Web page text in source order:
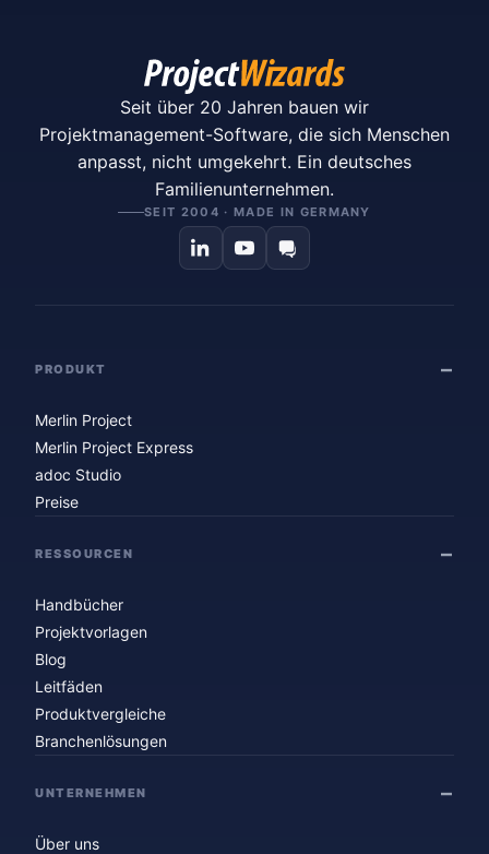
Seit über 20 Jahren bauen wir
Projektmanagement-Software, die sich Menschen
anpasst, nicht umgekehrt. Ein deutsches
Familienunternehmen.
SEIT 2004 · MADE IN GERMANY
PRODUKT
Merlin Project
Merlin Project Express
adoc Studio
Preise
RESSOURCEN
Handbücher
Projektvorlagen
Blog
Leitfäden
Produktvergleiche
Branchenlösungen
UNTERNEHMEN
Über uns